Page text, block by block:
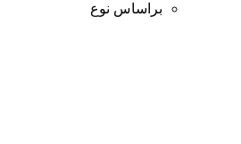
براساس نوع